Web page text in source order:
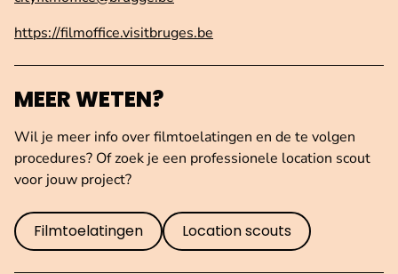
https://filmoffice.visitbruges.be
MEER WETEN?
Wil je meer info over filmtoelatingen en de te volgen
procedures? Of zoek je een professionele location scout
voor jouw project?
Filmtoelatingen Location scouts